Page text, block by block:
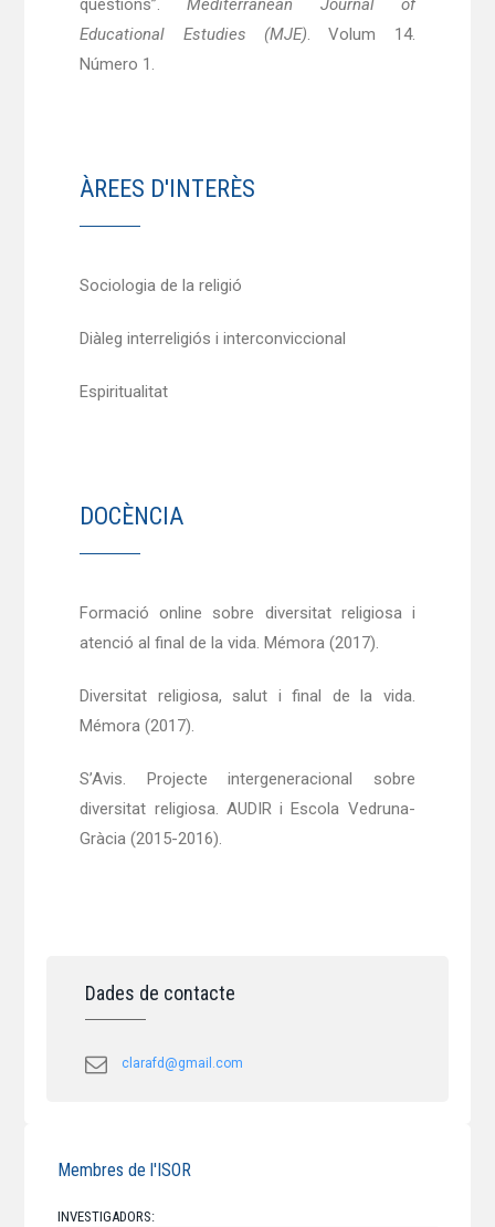
questions”.Mediterranean Journal of
Educational Estudies (MJE). Volum 14.
Número 1.
ÀREES D'INTERÈS
Sociologia de la religió
Diàleg interreligiós i interconviccional
Espiritualitat
DOCÈNCIA
Formació online sobre diversitat religiosa i
atenció al final de la vida. Mémora (2017).
Diversitat religiosa, salut i final de la vida.
Mémora (2017).
S’Avis. Projecte intergeneracional sobre
diversitat religiosa. AUDIR i Escola Vedruna-
Gràcia (2015-2016).
Dades de contacte
clarafd@gmail.com
Membres de l'ISOR
INVESTIGADORS: